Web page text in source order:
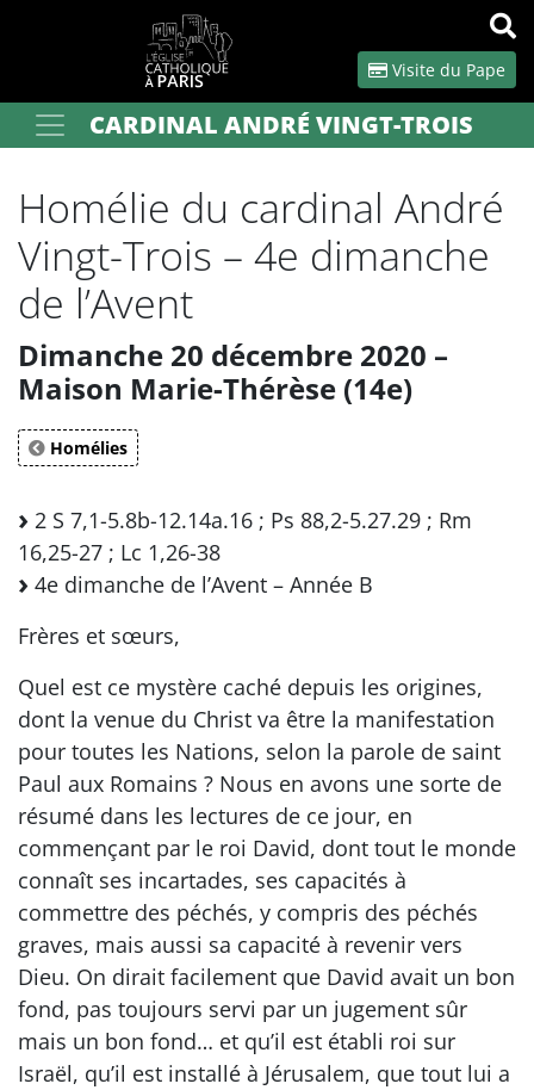
Visite du Pape
Votre recherche OK
CARDINAL ANDRÉ VINGT-TROIS
Homélie du cardinal André
Vingt-Trois – 4e dimanche
de l’Avent
Dimanche 20 décembre 2020 –
Maison Marie-Thérèse (14e)
Homélies
2 S 7,1-5.8b-12.14a.16 ; Ps 88,2-5.27.29 ; Rm
16,25-27 ; Lc 1,26-38
4e dimanche de l’Avent – Année B
Frères et sœurs,
Quel est ce mystère caché depuis les origines,
dont la venue du Christ va être la manifestation
pour toutes les Nations, selon la parole de saint
Paul aux Romains ? Nous en avons une sorte de
résumé dans les lectures de ce jour, en
commençant par le roi David, dont tout le monde
connaît ses incartades, ses capacités à
commettre des péchés, y compris des péchés
graves, mais aussi sa capacité à revenir vers
Dieu. On dirait facilement que David avait un bon
fond, pas toujours servi par un jugement sûr
mais un bon fond… et qu’il est établi roi sur
Israël, qu’il est installé à Jérusalem, que tout lui a
Panneau de gestion des cookies